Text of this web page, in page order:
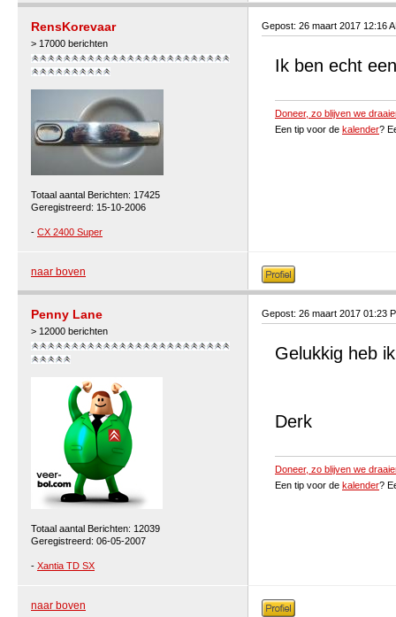
RensKorevaar
> 17000 berichten
Totaal aantal Berichten: 17425
Geregistreerd: 15-10-2006
- CX 2400 Super
Gepost: 26 maart 2017 12:16
Ik ben echt
Doneer, zo blijven we
Een tip voor de kalender?
naar boven
Penny Lane
> 12000 berichten
Totaal aantal Berichten: 12039
Geregistreerd: 06-05-2007
- Xantia TD SX
Gepost: 26 maart 2017 01:23
Gelukkig heb
Derk
Doneer, zo blijven we
Een tip voor de kalender?
naar boven